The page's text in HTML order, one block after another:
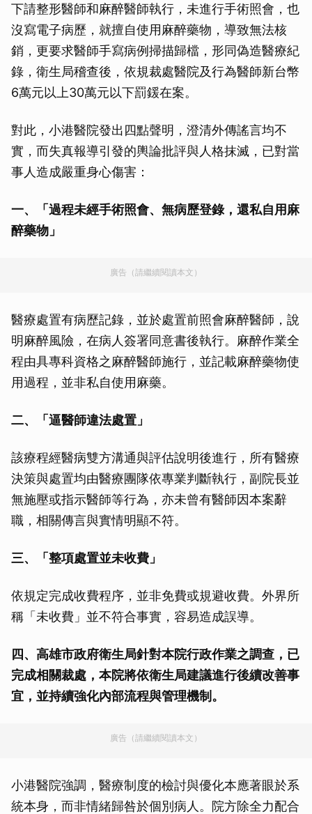
下請整形醫師和麻醉醫師執行，未進行手術照會，也
沒寫電子病歷，就擅自使用麻醉藥物，導致無法核
銷，更要求醫師手寫病例掃描歸檔，形同偽造醫療紀
錄，衛生局稽查後，依規裁處醫院及行為醫師新台幣
6萬元以上30萬元以下罰鍰在案。
對此，小港醫院發出四點聲明，澄清外傳謠言均不
實，而失真報導引發的輿論批評與人格抹滅，已對當
事人造成嚴重身心傷害：
一、「過程未經手術照會、無病歷登錄，還私自用麻
醉藥物」
廣告（請繼續閱讀本文）
醫療處置有病歷記錄，並於處置前照會麻醉醫師，說
明麻醉風險，在病人簽署同意書後執行。麻醉作業全
程由具專科資格之麻醉醫師施行，並記載麻醉藥物使
用過程，並非私自使用麻藥。
二、「逼醫師違法處置」
該療程經醫病雙方溝通與評估說明後進行，所有醫療
決策與處置均由醫療團隊依專業判斷執行，副院長並
無施壓或指示醫師等行為，亦未曾有醫師因本案辭
職，相關傳言與實情明顯不符。
三、「整項處置並未收費」
依規定完成收費程序，並非免費或規避收費。外界所
稱「未收費」並不符合事實，容易造成誤導。
四、高雄市政府衛生局針對本院行政作業之調查，已
完成相關裁處，本院將依衛生局建議進行後續改善事
宜，並持續強化內部流程與管理機制。
廣告（請繼續閱讀本文）
小港醫院強調，醫療制度的檢討與優化本應著眼於系
統本身，而非情緒歸咎於個別病人。院方除全力配合